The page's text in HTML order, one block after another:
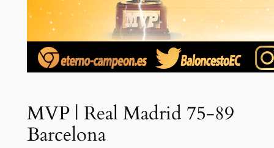
MVP | Real Madrid 75-89
Barcelona